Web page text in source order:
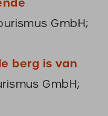
GmbH;
berg is van
GmbH;